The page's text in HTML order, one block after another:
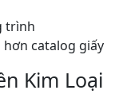
trình
catalog giấy
Kim Loại